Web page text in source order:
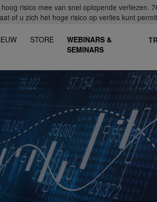
risico mee van snel oplopende verliezen.
of u zich het hoge risico op verlies kunt
STORE
WEBINARS &
SEMINARS